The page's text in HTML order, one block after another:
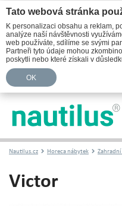
Nautilus.cz Horeca nábytek
Victor
Tato webová stránka
K personalizaci obsahu a reklam,
analýze naší návštěvnosti
web používáte, sdílíme se svými
Partneři tyto údaje mohou
poskytli nebo které získali v
OK